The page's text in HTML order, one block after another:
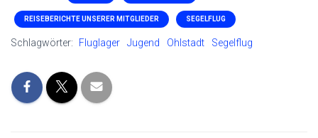
REISEBERICHTE UNSERER MITGLIEDER SEGELFLUG
Schlagwörter: Fluglager Jugend Ohlstadt Segelflug